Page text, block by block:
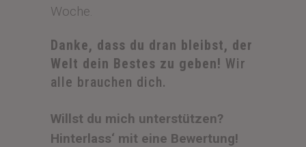
Woche.
Danke, dass du dran bleibst, der
Welt dein Bestes zu geben! Wir
alle brauchen dich.
Willst du mich unterstützen?
Hinterlass‘ mit eine Bewertung!